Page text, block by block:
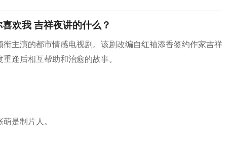
欢我 吉祥夜讲的什么？
主演的都市情感电视剧。该剧改编自红袖添香签约作家吉祥
逢后相互帮助和治愈的故事。
是制片人。